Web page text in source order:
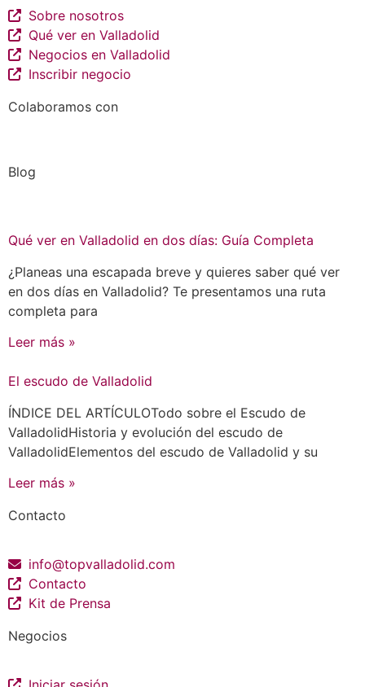
Sobre nosotros
Qué ver en Valladolid
Negocios en Valladolid
Inscribir negocio
Colaboramos con
Blog
Qué ver en Valladolid en dos días: Guía Completa
¿Planeas una escapada breve y quieres saber qué ver
en dos días en Valladolid? Te presentamos una ruta
completa para
Leer más »
El escudo de Valladolid
ÍNDICE DEL ARTÍCULOTodo sobre el Escudo de
ValladolidHistoria y evolución del escudo de
ValladolidElementos del escudo de Valladolid y su
Leer más »
Contacto
info@topvalladolid.com
Contacto
Kit de Prensa
Negocios